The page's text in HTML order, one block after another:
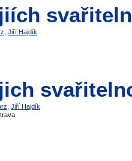
Jiří Hajdík
Jiří Hajdík